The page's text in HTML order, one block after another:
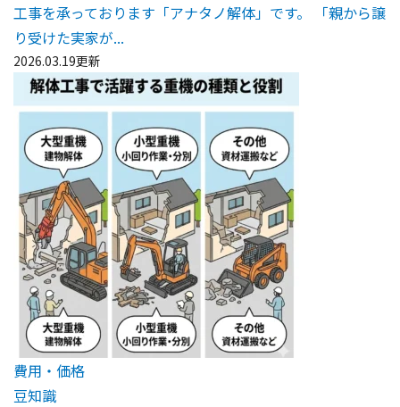
工事を承っております「アナタノ解体」です。 「親から譲
り受けた実家が...
2026.03.19更新
費用・価格
豆知識